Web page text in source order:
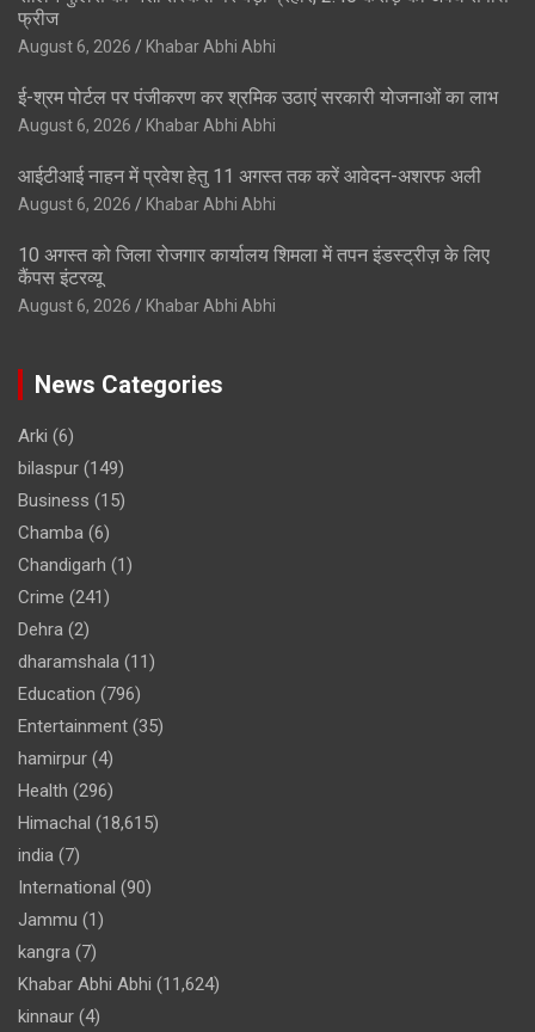
फ्रीज
August 6, 2026 Khabar Abhi Abhi
ई-श्रम पोर्टल पर पंजीकरण कर श्रमिक उठाएं सरकारी योजनाओं का लाभ
August 6, 2026 Khabar Abhi Abhi
आईटीआई नाहन में प्रवेश हेतु 11 अगस्त तक करें आवेदन-अशरफ अली
August 6, 2026 Khabar Abhi Abhi
10 अगस्त को जिला रोजगार कार्यालय शिमला में तपन इंडस्ट्रीज़ के लिए
कैंपस इंटरव्यू
August 6, 2026 Khabar Abhi Abhi
News Categories
Arki (6)
bilaspur (149)
Business (15)
Chamba (6)
Chandigarh (1)
Crime (241)
Dehra (2)
dharamshala (11)
Education (796)
Entertainment (35)
hamirpur (4)
Health (296)
Himachal (18,615)
india (7)
International (90)
Jammu (1)
kangra (7)
Khabar Abhi Abhi (11,624)
kinnaur (4)